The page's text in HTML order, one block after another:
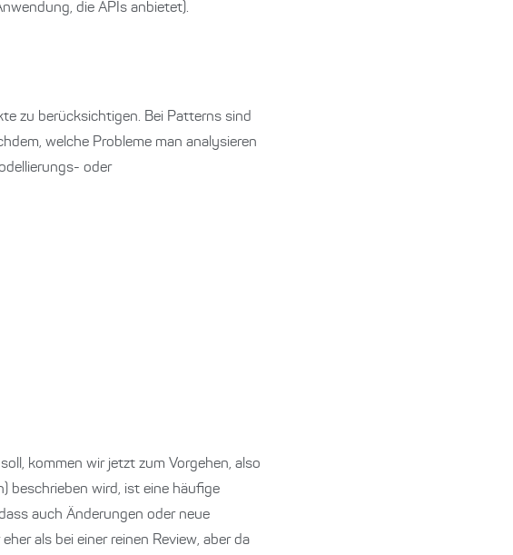
die APIs anbietet).
zu berücksichtigen. Bei Patterns sind
welche Probleme man analysieren
oder
kommen wir jetzt zum Vorgehen, also
beschrieben wird, ist eine häufige
auch Änderungen oder neue
als bei einer reinen Review, aber da